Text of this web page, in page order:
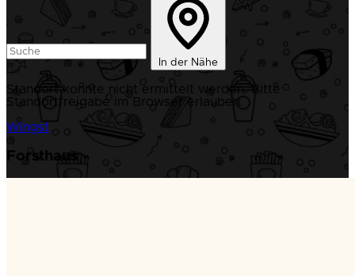
In der Nähe
Standort konnte nicht ermittelt werden. Bitte
Standortfreigabe im Browser erlauben.
Wingst
Forsthaus